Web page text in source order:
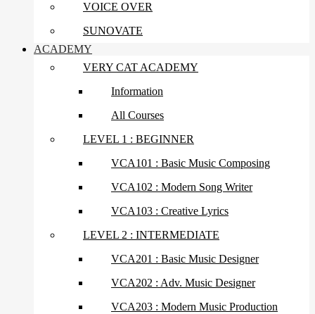
VOICE OVER
SUNOVATE
ACADEMY
VERY CAT ACADEMY
Information
All Courses
LEVEL 1 : BEGINNER
VCA101 : Basic Music Composing
VCA102 : Modern Song Writer
VCA103 : Creative Lyrics
LEVEL 2 : INTERMEDIATE
VCA201 : Basic Music Designer
VCA202 : Adv. Music Designer
VCA203 : Modern Music Production